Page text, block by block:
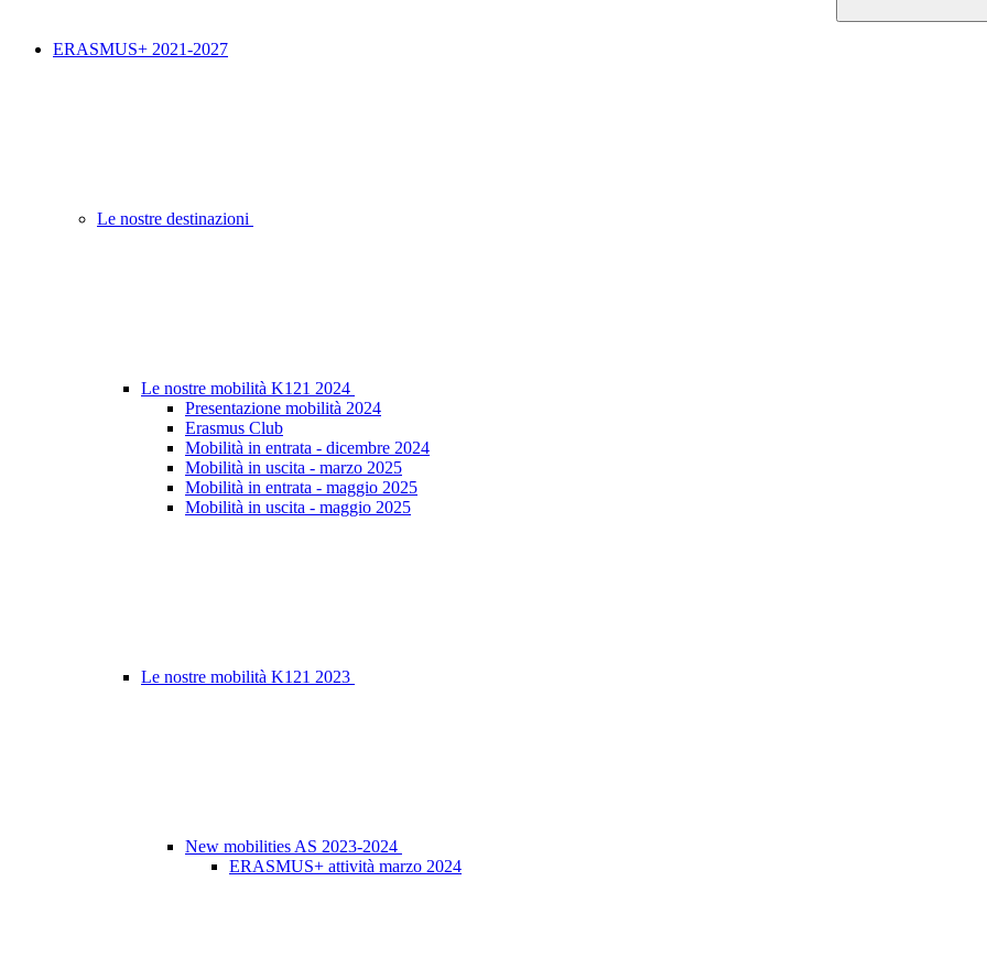
ERASMUS+ 2021-2027
Le nostre destinazioni
Le nostre mobilità K121 2024
Presentazione mobilità 2024
Erasmus Club
Mobilità in entrata - dicembre 2024
Mobilità in uscita - marzo 2025
Mobilità in entrata - maggio 2025
Mobilità in uscita - maggio 2025
Le nostre mobilità K121 2023
New mobilities AS 2023-2024
ERASMUS+ attività marzo 2024